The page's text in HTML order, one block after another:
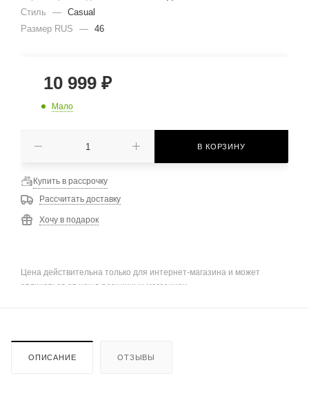
Стиль
— Casual
Размер RUS
— 46
10 999 ₽
Мало
В КОРЗИНУ
Купить в рассрочку
Рассчитать доставку
Хочу в подарок
Цена действительна только для интернет-магазина и может
отличаться от цен в розничных магазинах
ОПИСАНИЕ ОТЗЫВЫ